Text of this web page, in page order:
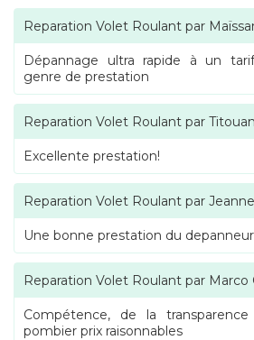
Reparation Volet Roulant par
Dépannage ultra rapide à un
genre de prestation
Reparation Volet Roulant par
Excellente prestation!
Reparation Volet Roulant par
Une bonne prestation du depanneur
Reparation Volet Roulant par Marco
Compétence, de la
pombier prix raisonnables